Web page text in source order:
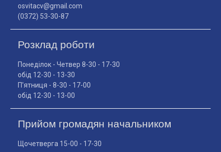
osvitacv@gmail.com
(0372) 53-30-87
Розклад роботи
Понеділок - Четвер 8-30 - 17-30
обід 12-30 - 13-30
П'ятниця - 8-30 - 17-00
обід 12-30 - 13-00
Прийом громадян начальником
Щочетверга 15-00 - 17-30